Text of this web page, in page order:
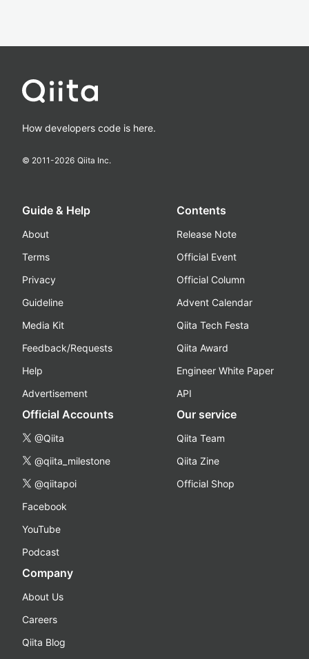
How developers code is here.
© 2011-2026 Qiita Inc.
Guide & Help
About
Terms
Privacy
Guideline
Media Kit
Feedback/Requests
Help
Advertisement
Contents
Release Note
Official Event
Official Column
Advent Calendar
Qiita Tech Festa
Qiita Award
Engineer White Paper
API
Official Accounts
@Qiita
@qiita_milestone
@qiitapoi
Facebook
YouTube
Podcast
Our service
Qiita Team
Qiita Zine
Official Shop
Company
About Us
Careers
Qiita Blog